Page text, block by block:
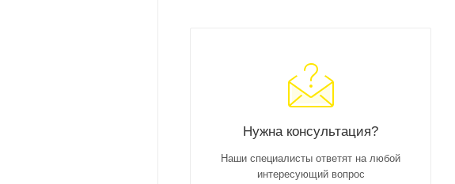
Нужна консультация?
Наши специалисты ответят на любой
интересующий вопрос